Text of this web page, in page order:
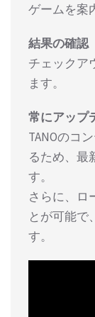
ゲームを案
結果の確認
チェックア
ます。
常にアップ
TANOのコ
るため、最
す。
さらに、ロ
とが可能で
す。